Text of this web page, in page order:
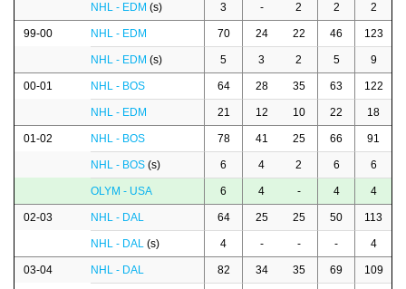
NHL - EDM (s) 3 - 2 2 2
99-00 NHL - EDM 70 24 22 46 123
NHL - EDM (s) 5 3 2 5 9
00-01 NHL - BOS 64 28 35 63 122
NHL - EDM 21 12 10 22 18
01-02 NHL - BOS 78 41 25 66 91
NHL - BOS (s) 6 4 2 6 6
OLYM - USA 6 4 - 4 4
02-03 NHL - DAL 64 25 25 50 113
NHL - DAL (s) 4 - - - 4
03-04 NHL - DAL 82 34 35 69 109